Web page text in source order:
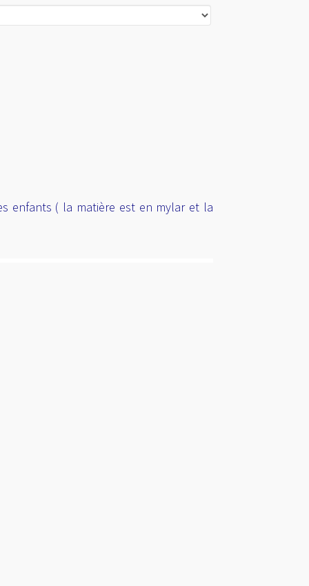
enfants ( la matière est en mylar et la